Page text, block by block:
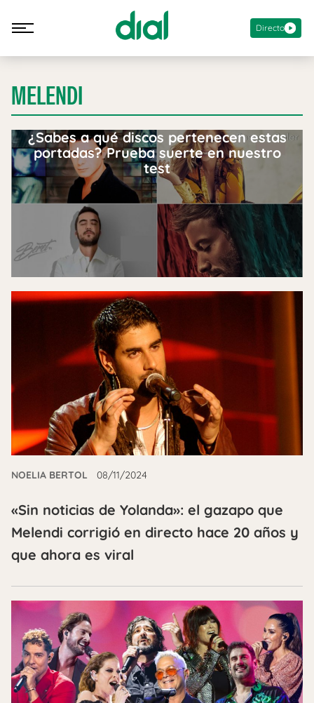
Directo
MELENDI
¿Sabes a qué discos pertenecen estas
portadas? Prueba suerte en nuestro
test
NOELIA BERTOL 08/11/2024
«Sin noticias de Yolanda»: el gazapo que
Melendi corrigió en directo hace 20 años y
que ahora es viral